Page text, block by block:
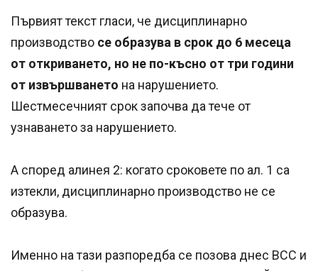
Първият текст гласи, че дисциплинарно
производство се образува в срок до 6 месеца
от откриването, но не по-късно от три години
от извършването на нарушението.
Шестмесечният срок започва да тече от
узнаването за нарушението.
А според алинея 2: когато сроковете по ал. 1 са
изтекли, дисциплинарно производство не се
образува.
Именно на тази разпоредба се позова днес ВСС и